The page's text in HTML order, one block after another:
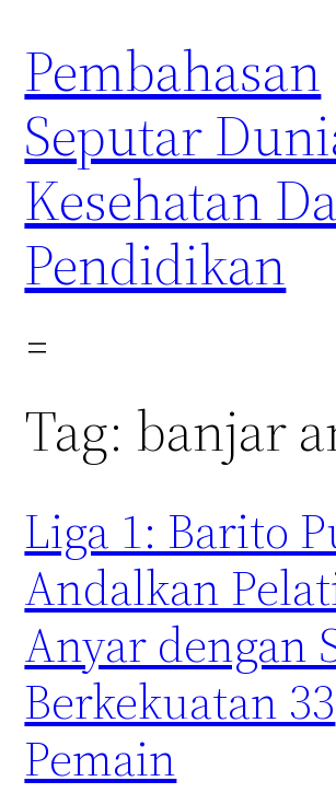
content
Pembahasan
Seputar
Kesehatan
Pendidikan
Tag: banjar
Liga 1: Barito
Andalkan
Anyar dengan
Berkekuatan 33
Pemain